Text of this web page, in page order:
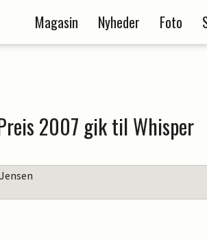
Magasin Nyheder Foto
2007 gik til Whisper